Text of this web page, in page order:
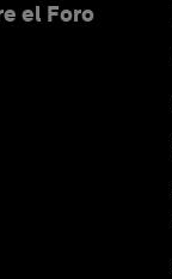
el Foro